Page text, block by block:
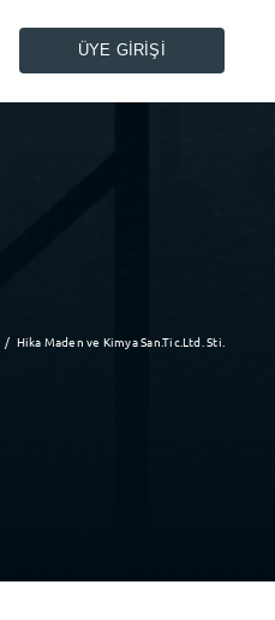
ÜYE GIRIŞI
Hika Maden ve Kimya San.Tic.Ltd. Sti.